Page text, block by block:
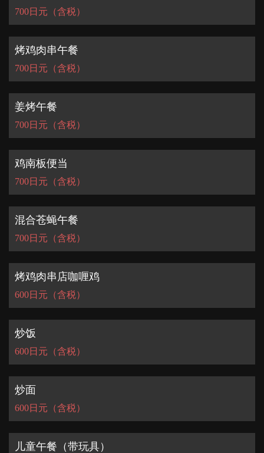
700日元（含税）
烤鸡肉串午餐
700日元（含税）
姜烤午餐
700日元（含税）
鸡南板便当
700日元（含税）
混合苍蝇午餐
700日元（含税）
烤鸡肉串店咖喱鸡
600日元（含税）
炒饭
600日元（含税）
炒面
600日元（含税）
儿童午餐（带玩具）